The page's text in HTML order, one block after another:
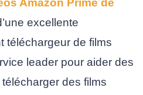
Amazon Prime de
excellente
téléchargeur de films
leader pour aider des
télécharger des films